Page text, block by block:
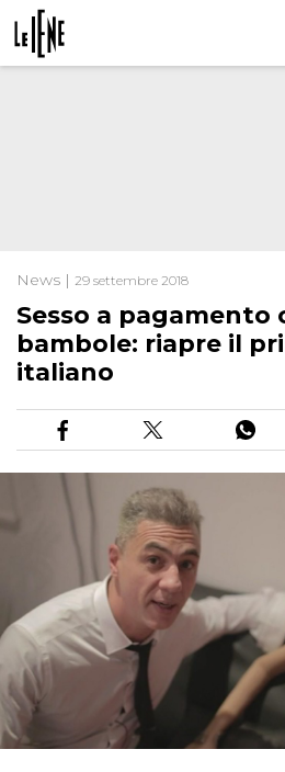
News | 29 settembre 2018
Sesso a pagamento
bambole: riapre il
italiano